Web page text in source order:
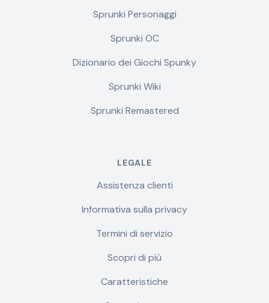
Sprunki Personaggi
Sprunki OC
Dizionario dei Giochi Spunky
Sprunki Wiki
Sprunki Remastered
LEGALE
Assistenza clienti
Informativa sulla privacy
Termini di servizio
Scopri di più
Caratteristiche